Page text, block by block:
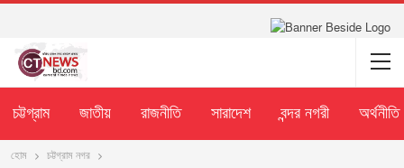
চট্টগ্রাম জাতীয় রাজনীতি সারাদেশ বন্দর নগরী অর্থনীতি
হোম চট্টগ্রাম নগর